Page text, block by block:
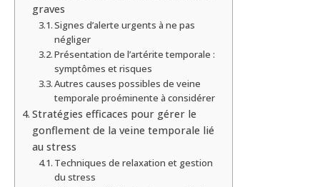
graves
Signes d’alerte urgents à ne pas
négliger
Présentation de l’artérite temporale :
symptômes et risques
Autres causes possibles de veine
temporale proéminente à considérer
Stratégies efficaces pour gérer le
gonflement de la veine temporale lié
au stress
Techniques de relaxation et gestion
du stress